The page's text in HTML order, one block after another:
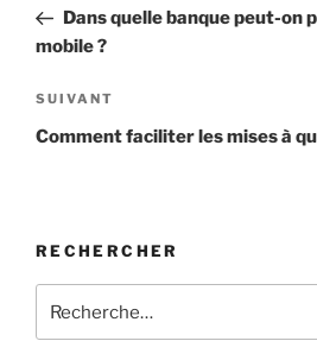
l’article
précédent
Dans quelle banque peut-on
mobile ?
Article
suivant
SUIVANT
Comment faciliter les mises à
RECHERCHER
pour